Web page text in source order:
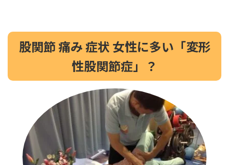
股関節 痛み 症状 女性に多い「変形
性股関節症」？